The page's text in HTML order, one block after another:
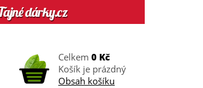
Celkem 0 Kč
Košík je prázdný
Obsah košíku